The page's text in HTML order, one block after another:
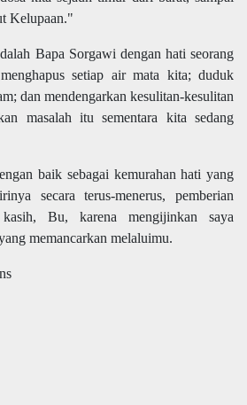
Kelupaan."
Bapa Sorgawi dengan hati seorang
setiap air mata kita; duduk
dan mendengarkan kesulitan-kesulitan
masalah itu sementara kita sedang
baik sebagai kemurahan hati yang
secara terus-menerus, pemberian
Bu, karena mengijinkan saya
memancarkan melaluimu.